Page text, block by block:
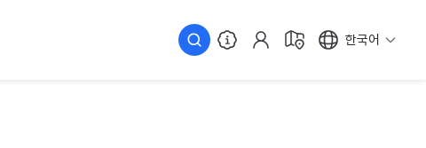
한국어